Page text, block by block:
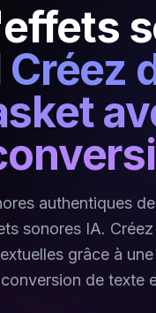
Créez
authentiques
sonores IA.
grâce à
conversion de texte